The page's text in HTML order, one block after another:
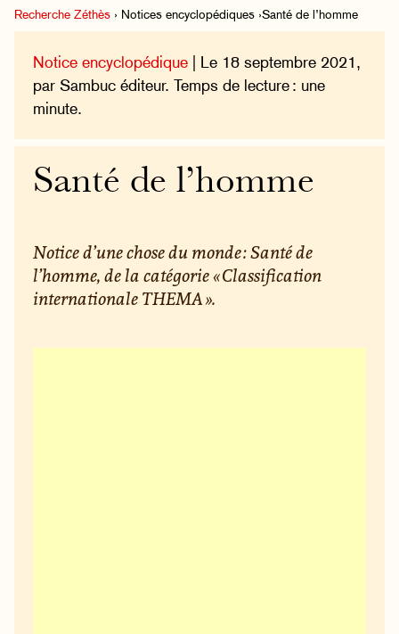
Recherche Zéthès › Notices encyclopédiques ›Santé de l’homme
Notice encyclopédique | Le 18 septembre 2021,
par Sambuc éditeur. Temps de lecture : une
minute.
Santé de l’homme
Notice d’une chose du monde : Santé de
l’homme, de la catégorie « Classification
internationale THEMA ».